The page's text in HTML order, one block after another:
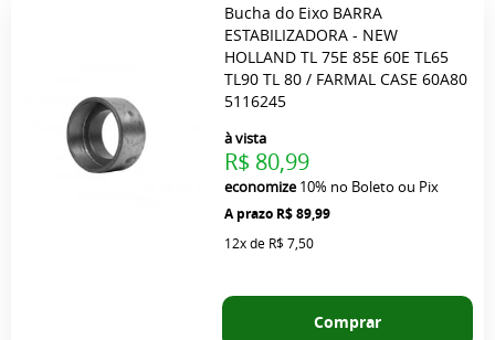
Bucha do Eixo BARRA
ESTABILIZADORA - NEW
HOLLAND TL 75E 85E 60E TL65
TL90 TL 80 / FARMAL CASE 60A80
5116245
R$ 89,99
à vista
R$ 80,99
economize10% no Boleto ou Pix
12xde R$ 7,50
Comprar